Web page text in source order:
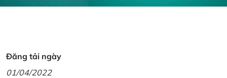
Đăng tải ngày
01/04/2022